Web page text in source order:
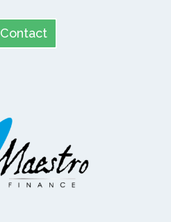
Contact